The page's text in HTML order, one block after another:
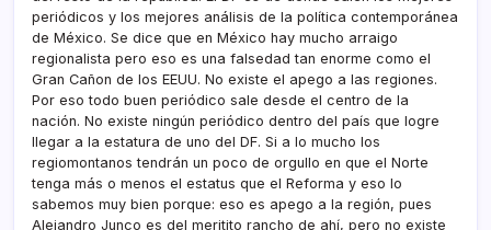
periódicos y los mejores análisis de la polí­tica contemporánea
de México. Se dice que en México hay mucho arraigo
regionalista pero eso es una falsedad tan enorme como el
Gran Cañon de los EEUU. No existe el apego a las regiones.
Por eso todo buen periódico sale desde el centro de la
nación. No existe ningún periódico dentro del paí­s que logre
llegar a la estatura de uno del DF. Si a lo mucho los
regiomontanos tendrán un poco de orgullo en que el Norte
tenga más o menos el estatus que el Reforma y eso lo
sabemos muy bien porque: eso es apego a la región, pues
Alejandro Junco es del meritito rancho de ahí­, pero no existe